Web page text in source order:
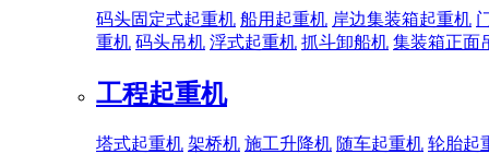
码头固定式起重机 船用起重机 岸边集装箱起重机
重机 码头吊机 浮式起重机 抓斗卸船机 集装箱正面
工程起重机
塔式起重机 架桥机 施工升降机 随车起重机 轮胎起